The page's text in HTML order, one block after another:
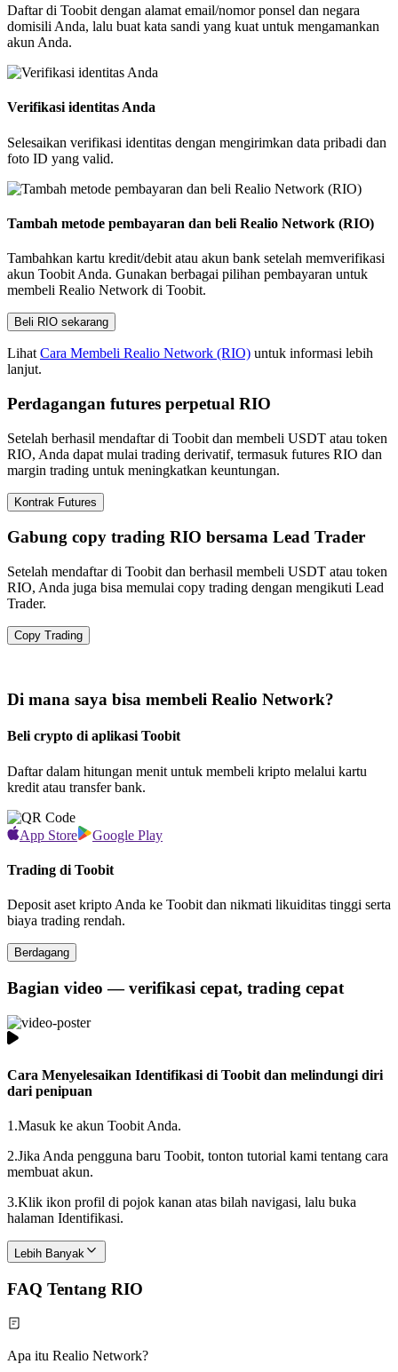
Daftar di Toobit dengan alamat email/nomor ponsel dan negara
domisili Anda, lalu buat kata sandi yang kuat untuk mengamankan
akun Anda.
Verifikasi identitas Anda
Selesaikan verifikasi identitas dengan mengirimkan data pribadi dan
foto ID yang valid.
Tambah metode pembayaran dan beli Realio Network (RIO)
Tambahkan kartu kredit/debit atau akun bank setelah memverifikasi
akun Toobit Anda. Gunakan berbagai pilihan pembayaran untuk
membeli Realio Network di Toobit.
Beli RIO sekarang
Lihat Cara Membeli Realio Network (RIO) untuk informasi lebih
lanjut.
Perdagangan futures perpetual RIO
Setelah berhasil mendaftar di Toobit dan membeli USDT atau token
RIO, Anda dapat mulai trading derivatif, termasuk futures RIO dan
margin trading untuk meningkatkan keuntungan.
Kontrak Futures
Gabung copy trading RIO bersama Lead Trader
Setelah mendaftar di Toobit dan berhasil membeli USDT atau token
RIO, Anda juga bisa memulai copy trading dengan mengikuti Lead
Trader.
Copy Trading
Di mana saya bisa membeli Realio Network?
Beli crypto di aplikasi Toobit
Daftar dalam hitungan menit untuk membeli kripto melalui kartu
kredit atau transfer bank.
App Store Google Play
Trading di Toobit
Deposit aset kripto Anda ke Toobit dan nikmati likuiditas tinggi serta
biaya trading rendah.
Berdagang
Bagian video — verifikasi cepat, trading cepat
Cara Menyelesaikan Identifikasi di Toobit dan melindungi diri
dari penipuan
1.Masuk ke akun Toobit Anda.
2.Jika Anda pengguna baru Toobit, tonton tutorial kami tentang cara
membuat akun.
3.Klik ikon profil di pojok kanan atas bilah navigasi, lalu buka
halaman Identifikasi.
Lebih Banyak
FAQ Tentang RIO
Apa itu Realio Network?